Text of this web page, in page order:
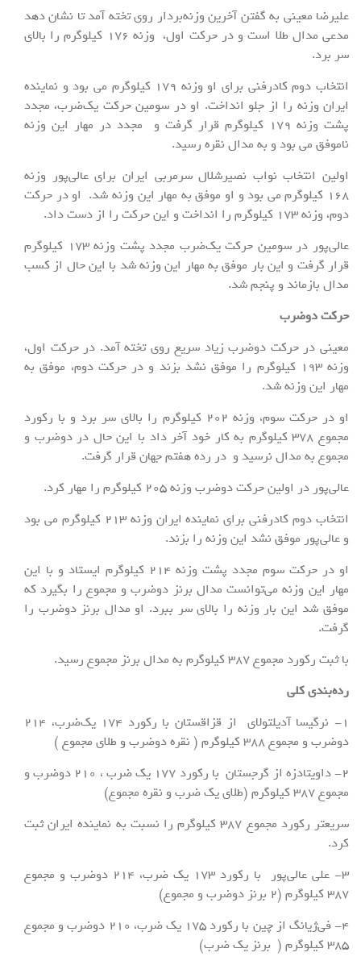
علیرضا معینی به گفتن آخرین وزنه‌بردار روی تخته آمد تا نشان دهد
مدعی مدال طلا است و در حرکت اول، وزنه ۱۷۶ کیلوگرم را بالای
سر برد.
انتخاب دوم کادرفنی برای او وزنه ۱۷۹ کیلوگرم می بود و نماینده
ایران وزنه را از جلو انداخت. او در سومین حرکت یک‌ضرب، مجدد
پشت وزنه ۱۷۹ کیلوگرم قرار گرفت و مجدد در مهار این وزنه
ناموفق می بود و به مدال نقره رسید.
اولین انتخاب نواب نصیرشلال سرمربی ایران برای عالی‌پور وزنه
۱۶۸ کیلوگرم می بود و او موفق به مهار این وزنه شد. او در حرکت
دوم، وزنه ۱۷۳ کیلوگرم را انداخت و این حرکت را از دست داد.
عالی‌پور در سومین حرکت یک‌ضرب مجدد پشت وزنه ۱۷۳ کیلوگرم
قرار گرفت و این بار موفق به مهار این وزنه شد با این حال از کسب
مدال بازماند و پنجم شد.
حرکت دوضرب
معینی در حرکت دوضرب زیاد سریع روی تخته آمد. در حرکت اول،
وزنه ۱۹۳ کیلوگرم را موفق نشد بزند و در حرکت دوم، موفق به
مهار این وزنه شد.
او در حرکت سوم، وزنه ۲۰۲ کیلوگرم را بالای سر برد و با رکورد
مجموع ۳۷۸ کیلوگرم به کار خود آخر داد با این حال در دوضرب و
مجموع به مدال نرسید و در رده هفتم جهان قرار گرفت.
عالی‌پور در اولین حرکت دوضرب وزنه ۲۰۵ کیلوگرم را مهار کرد.
انتخاب دوم کادرفنی برای نماینده ایران وزنه ۲۱۳ کیلوگرم می بود
و عالی‌پور موفق نشد این وزنه را بزند.
او در حرکت سوم مجدد پشت وزنه ۲۱۴ کیلوگرم ایستاد و با این
مهار این وزنه می‌توانست مدال برنز دوضرب و مجموع را بگیرد که
موفق شد این بار وزنه را بالای سر ببرد. او مدال برنز دوضرب را
گرفت.
با ثبت رکورد مجموع ۳۸۷ کیلوگرم به مدال برنز مجموع رسید.
رده‌بندی کلی
1- نرگیسا آدیلتولای از قزاقستان با رکورد ۱۷۴ یک‌ضرب، ۲۱۴
دوضرب و مجموع ۳۸۸ کیلوگرم ( نقره دوضرب و طلای مجموع )
۲- داویتادزه از گرجستان با رکورد ۱۷۷ یک ضرب ، ۲۱۰ دوضرب و
مجموع ۳۸۷ کیلوگرم (طلای یک ضرب و نقره مجموع)
سریعتر رکورد مجموع ۳۸۷ کیلوگرم را نسبت به نماینده ایران ثبت
کرد.
۳- علی عالی‌پور با رکورد ۱۷۳ یک ضرب، ۲۱۴ دوضرب و مجموع
۳۸۷ کیلوگرم (۲ برنز دوضرب و مجموع)
۴- فی‌ژیانگ از چین با رکورد ۱۷۵ یک ضرب، ۲۱۰ دوضرب و مجموع
۳۸۵ کیلوگرم ( برنز یک ضرب)